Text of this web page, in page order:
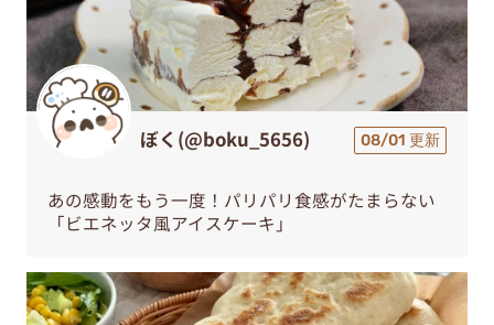
ぼく(@boku_5656) 08/01 更新
あの感動をもう一度！パリパリ食感がたまらない
「ビエネッタ風アイスケーキ」